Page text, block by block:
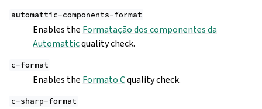
automattic-components-format
Enables the Formatação dos componentes da
Automatticquality check.
c-format
Enables the Formato Cquality check.
c-sharp-format